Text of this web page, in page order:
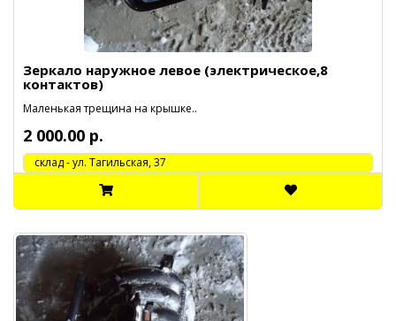
Зеркало наружное левое (электрическое,8
контактов)
Маленькая трещина на крышке..
2 000.00 р.
cклад - ул. Тагильская, 37